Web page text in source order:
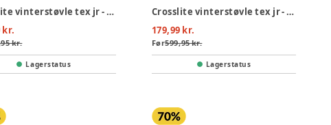
Crosslite vinterstøvle tex jr - 2352
kr.
kr.
Lagerstatus
Crosslite vinterstøvle tex jr - 7642
179,99 kr.
Før599,95 kr.
Lagerstatus